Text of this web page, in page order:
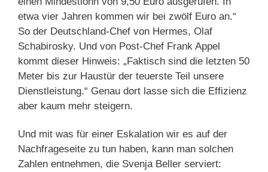
etwa vier Jahren kommen wir bei zwölf Euro an.“
So der Deutschland-Chef von Hermes, Olaf
Schabirosky. Und von Post-Chef Frank Appel
kommt dieser Hinweis: „Faktisch sind die letzten 50
Meter bis zur Haustür der teuerste Teil unsere
Dienstleistung.“ Genau dort lasse sich die Effizienz
aber kaum mehr steigern.
Und mit was für einer Eskalation wir es auf der
Nachfrageseite zu tun haben, kann man solchen
Zahlen entnehmen, die Svenja Beller serviert: